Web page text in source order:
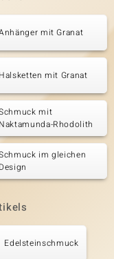
mit Granat
Halsketten mit Granat
mit
Naktamunda-Rhodolith
im gleichen
Design
Edelsteinschmuck